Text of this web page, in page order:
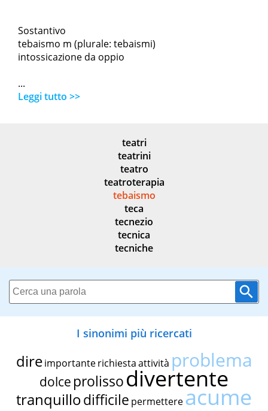
Sostantivo
tebaismo m (plurale: tebaismi)
intossicazione da oppio
...
Leggi tutto >>
teatri
teatrini
teatro
teatroterapia
tebaismo
teca
tecnezio
tecnica
tecniche
I sinonimi più ricercati
dire importante richiestaattività problema
dolce prolissodivertente
tranquillodifficile permettereacume